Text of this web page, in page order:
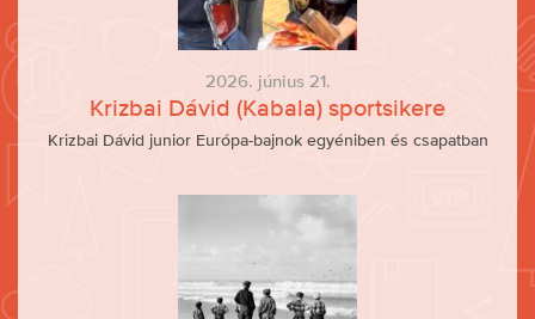
2026. június 21.
Krizbai Dávid (Kabala) sportsikere
Krizbai Dávid junior Európa-bajnok egyéniben és csapatban